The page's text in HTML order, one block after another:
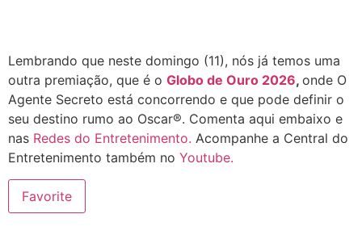
Lembrando que neste domingo (11), nós já temos uma
outra premiação, que é o Globo de Ouro 2026, onde O
Agente Secreto está concorrendo e que pode definir o
seu destino rumo ao Oscar®. Comenta aqui embaixo e
nas Redes do Entretenimento. Acompanhe a Central do
Entretenimento também no Youtube.
Favorite